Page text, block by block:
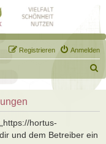
Anmelden
Registrieren
u
h
hortus-
und dem Betreiber ein